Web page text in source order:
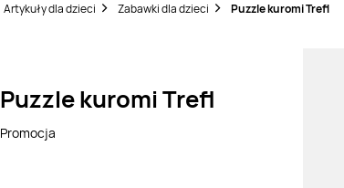
Artykuły dla dzieci Zabawki dla dzieci Puzzle kuromi Trefl
Puzzle kuromi Trefl
Promocja